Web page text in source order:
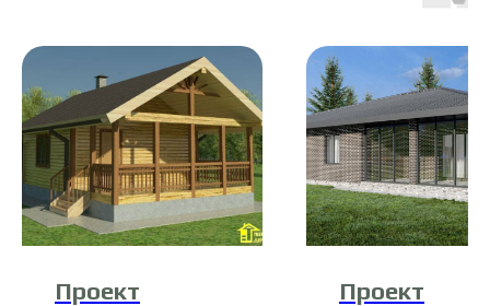
Проект
Проект